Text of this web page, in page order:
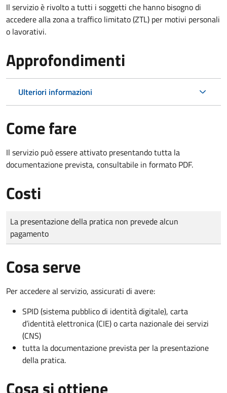
Il servizio è rivolto a tutti i soggetti che hanno bisogno di
accedere alla zona a traffico limitato (ZTL) per motivi personali
o lavorativi.
Approfondimenti
Ulteriori informazioni
Come fare
Il servizio può essere attivato presentando tutta la
documentazione prevista, consultabile in formato PDF.
Costi
Tipo di pagamento
Importo
La presentazione della pratica non prevede alcun
pagamento
Cosa serve
Per accedere al servizio, assicurati di avere:
SPID (sistema pubblico di identità digitale), carta
d’identità elettronica (CIE) o carta nazionale dei servizi
(CNS)
tutta la documentazione prevista per la presentazione
della pratica.